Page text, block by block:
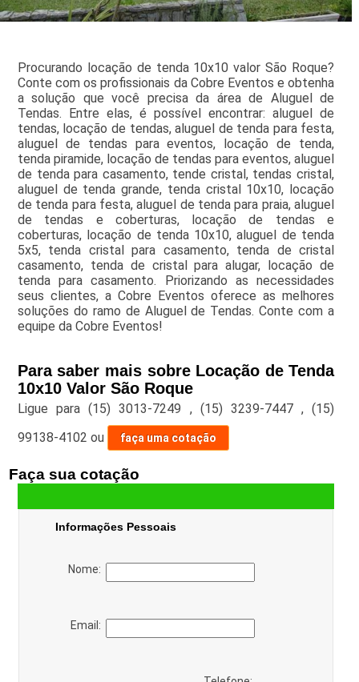
Procurando locação de tenda 10x10 valor São Roque?
Conte com os profissionais da Cobre Eventos e obtenha
a solução que você precisa da área de Aluguel de
Tendas. Entre elas, é possível encontrar: aluguel de
tendas, locação de tendas, aluguel de tenda para festa,
aluguel de tendas para eventos, locação de tenda,
tenda piramide, locação de tendas para eventos, aluguel
de tenda para casamento, tende cristal, tendas cristal,
aluguel de tenda grande, tenda cristal 10x10, locação
de tenda para festa, aluguel de tenda para praia, aluguel
de tendas e coberturas, locação de tendas e
coberturas, locação de tenda 10x10, aluguel de tenda
5x5, tenda cristal para casamento, tenda de cristal
casamento, tenda de cristal para alugar, locação de
tenda para casamento. Priorizando as necessidades
seus clientes, a Cobre Eventos oferece as melhores
soluções do ramo de Aluguel de Tendas. Conte com a
equipe da Cobre Eventos!
Para saber mais sobre Locação de Tenda
10x10 Valor São Roque
Ligue para(15) 3013-7249 , (15) 3239-7447 ,(15)
99138-4102 ou faça uma cotação
Faça sua cotação
Informações Pessoais
Nome:
Email: